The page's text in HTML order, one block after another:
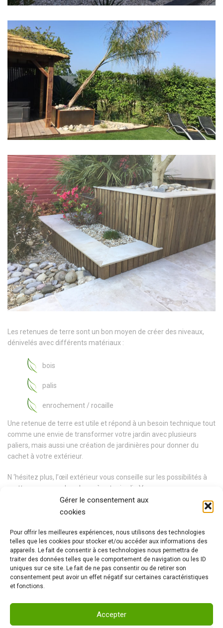
Gérer le consentement aux
cookies
Pour offrir les meilleures expériences, nous utilisons des technologies
telles que les cookies pour stocker et/ou accéder aux informations des
appareils. Le fait de consentir à ces technologies nous permettra de
traiter des données telles que le comportement de navigation ou les ID
uniques sur ce site. Le fait de ne pas consentir ou de retirer son
consentement peut avoir un effet négatif sur certaines caractéristiques
et fonctions.
Accepter
Les retenues de terre sont un bon moyen de créer des niveaux,
dénivelés avec différents matériaux :
bois
palis
enrochement / rocaille
Une retenue de terre est utile et répond à un besoin technique tout
comme une envie de transformer votre jardin avec plusieurs
paliers, mais aussi une création de jardinières pour donner du
cachet à votre extérieur.
N ‘hésitez plus, l’œil extérieur vous conseille sur les possibilités à
mettre en œuvre du volume à votre jardin.Vous pouvez nous
contacter par mail ou directement au06 40 73 02 11.
PRÉCÉDENT
SUIVANT